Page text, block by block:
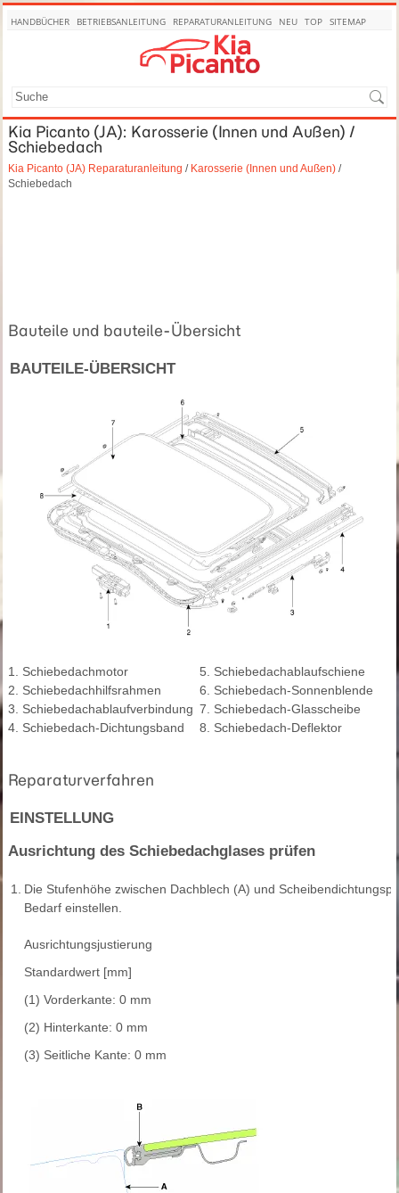
HANDBÜCHER BETRIEBSANLEITUNG REPARATURANLEITUNG NEU TOP SITEMAP
Kia Picanto (JA): Karosserie (Innen und Außen) /
Schiebedach
Kia Picanto (JA) Reparaturanleitung / Karosserie (Innen und Außen) /
Schiebedach
Bauteile und bauteile-Übersicht
BAUTEILE-ÜBERSICHT
1. Schiebedachmotor
2. Schiebedachhilfsrahmen
3. Schiebedachablaufverbindung
4. Schiebedach-Dichtungsband
5. Schiebedachablaufschiene
6. Schiebedach-Sonnenblende
7. Schiebedach-Glasscheibe
8. Schiebedach-Deflektor
Reparaturverfahren
EINSTELLUNG
Ausrichtung des Schiebedachglases prüfen
1.
Die Stufenhöhe zwischen Dachblech (A) und
Bedarf einstellen.
Ausrichtungsjustierung
Standardwert [mm]
(1) Vorderkante: 0 mm
(2) Hinterkante: 0 mm
(3) Seitliche Kante: 0 mm